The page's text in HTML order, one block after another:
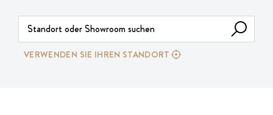
VERWENDEN SIE IHREN STANDORT